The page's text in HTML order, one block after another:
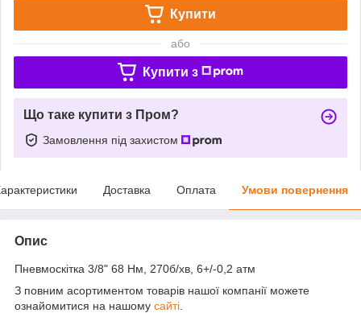
Купити
або
Купити з
Що таке купити з Пром?
Замовлення під захистом
Доставка Оплата Умови повернення
Опис
Пневмоскітка 3/8" 68 Нм, 270б/хв, 6+/-0,2 атм
З повним асортиментом товарів нашої компанії можете
ознайомитися на нашому сайті